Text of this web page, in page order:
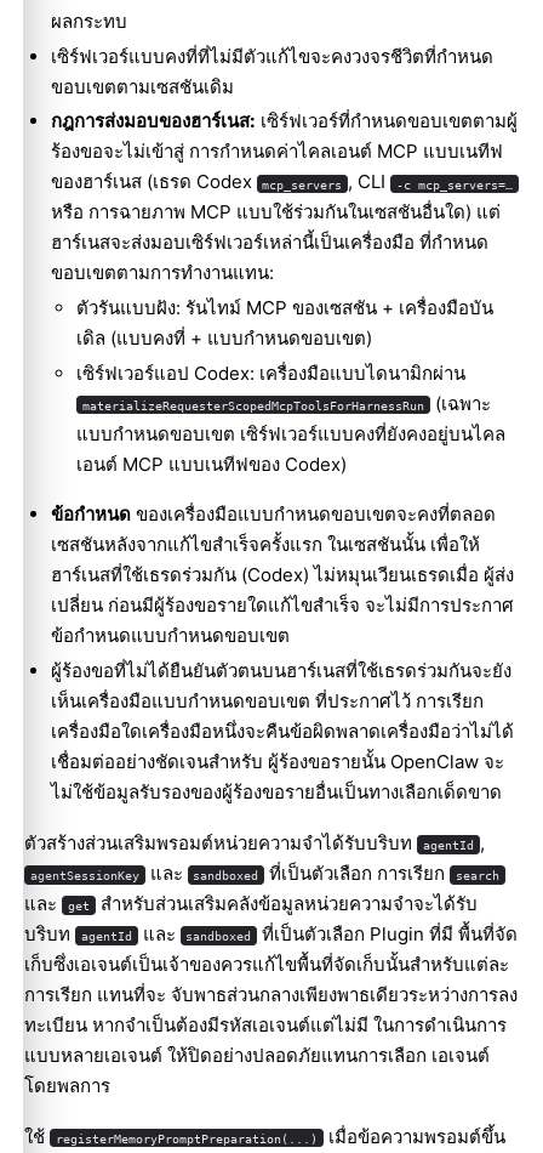
ผลกระทบ
เซิร์ฟเวอร์แบบคงที่ที่ไม่มีตัวแก้ไขจะคงวงจรชีวิตที่กำหนด
ขอบเขตตามเซสชันเดิม
กฎการส่งมอบของฮาร์เนส: เซิร์ฟเวอร์ที่กำหนดขอบเขตตามผู้
ร้องขอจะไม่เข้าสู่ การกำหนดค่าไคลเอนต์ MCP แบบเนทีฟ
ของฮาร์เนส (เธรด Codex
mcp_servers , CLI -c mcp_servers=…
หรือ การฉายภาพ MCP แบบใช้ร่วมกันในเซสชันอื่นใด) แต่
ฮาร์เนสจะส่งมอบเซิร์ฟเวอร์เหล่านี้เป็นเครื่องมือ ที่กำหนด
ขอบเขตตามการทำงานแทน:
ตัวรันแบบฝัง: รันไทม์ MCP ของเซสชัน + เครื่องมือบัน
เดิล (แบบคงที่ + แบบกำหนดขอบเขต)
เซิร์ฟเวอร์แอป Codex: เครื่องมือแบบไดนามิกผ่าน
materializeRequesterScopedMcpToolsForHarnessRun (เฉพาะ
แบบกำหนดขอบเขต เซิร์ฟเวอร์แบบคงที่ยังคงอยู่บนไคล
เอนต์ MCP แบบเนทีฟของ Codex)
ข้อกำหนดของเครื่องมือแบบกำหนดขอบเขตจะคงที่ตลอด
เซสชันหลังจากแก้ไขสำเร็จครั้งแรก ในเซสชันนั้น เพื่อให้
ฮาร์เนสที่ใช้เธรดร่วมกัน (Codex) ไม่หมุนเวียนเธรดเมื่อ ผู้ส่ง
เปลี่ยน ก่อนมีผู้ร้องขอรายใดแก้ไขสำเร็จ จะไม่มีการประกาศ
ข้อกำหนดแบบกำหนดขอบเขต
ผู้ร้องขอที่ไม่ได้ยืนยันตัวตนบนฮาร์เนสที่ใช้เธรดร่วมกันจะยัง
เห็นเครื่องมือแบบกำหนดขอบเขต ที่ประกาศไว้ การเรียก
เครื่องมือใดเครื่องมือหนึ่งจะคืนข้อผิดพลาดเครื่องมือว่าไม่ได้
เชื่อมต่ออย่างชัดเจนสำหรับ ผู้ร้องขอรายนั้น OpenClaw จะ
ไม่ใช้ข้อมูลรับรองของผู้ร้องขอรายอื่นเป็นทางเลือกเด็ดขาด
ตัวสร้างส่วนเสริมพรอมต์หน่วยความจำได้รับบริบท agentId ,
agentSessionKey และ sandboxed ที่เป็นตัวเลือก การเรียก search
และ get สำหรับส่วนเสริมคลังข้อมูลหน่วยความจำจะได้รับ
บริบท
agentId และ sandboxed
ที่เป็นตัวเลือก Plugin ที่มี พื้นที่จัด
เก็บซึ่งเอเจนต์เป็นเจ้าของควรแก้ไขพื้นที่จัดเก็บนั้นสำหรับแต่ละ
การเรียก แทนที่จะ จับพาธส่วนกลางเพียงพาธเดียวระหว่างการลง
ทะเบียน หากจำเป็นต้องมีรหัสเอเจนต์แต่ไม่มี ในการดำเนินการ
แบบหลายเอเจนต์ ให้ปิดอย่างปลอดภัยแทนการเลือก เอเจนต์
โดยพลการ
ใช้ registerMemoryPromptPreparation(...) เมื่อข้อความพรอมต์ขึ้น